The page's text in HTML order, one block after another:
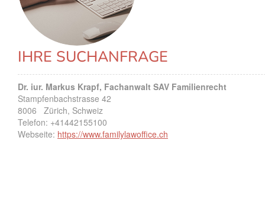
IHRE SUCHANFRAGE
Dr. iur. Markus Krapf, Fachanwalt SAV Familienrecht
Stampfenbachstrasse 42
8006
Zürich, Schweiz
Telefon: +41442155100
Webseite: https://www.familylawoffice.ch